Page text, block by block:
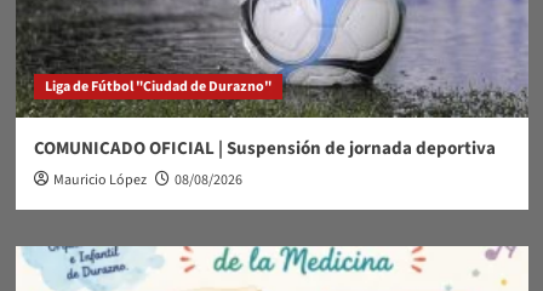
Liga de Fútbol "Ciudad de Durazno"
COMUNICADO OFICIAL | Suspensión de jornada deportiva
Mauricio López 08/08/2026